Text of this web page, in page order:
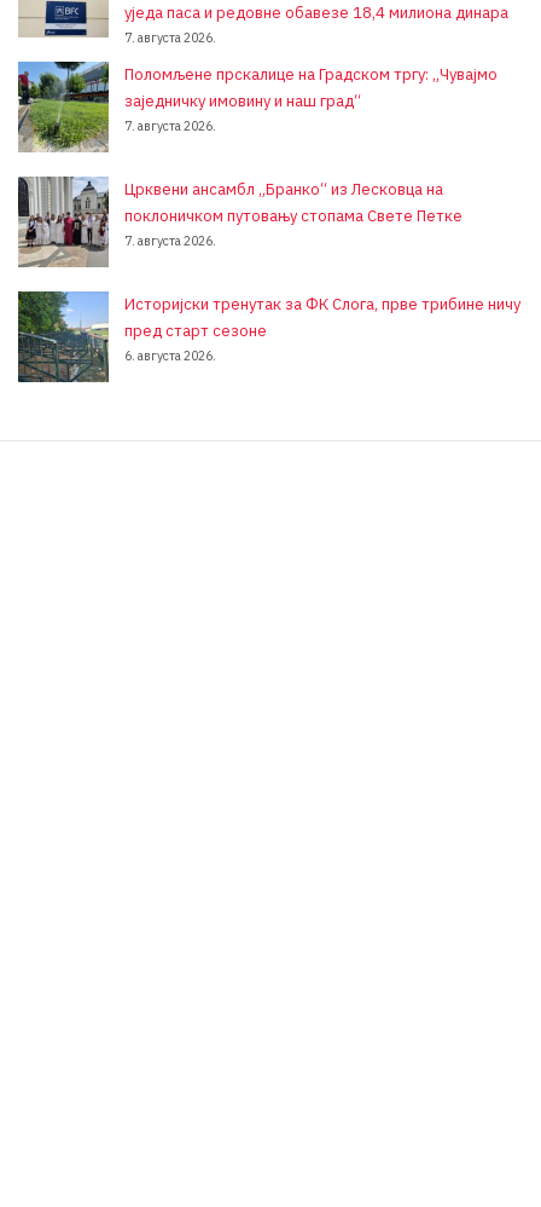
уједа паса и редовне обавезе 18,4 милиона динара
7. августа 2026.
Поломљене прскалице на Градском тргу: „Чувајмо
заједничку имовину и наш град“
7. августа 2026.
Црквени ансамбл „Бранко“ из Лесковца на
поклоничком путовању стопама Свете Петке
7. августа 2026.
Историјски тренутак за ФК Слога, прве трибине ничу
пред старт сезоне
6. августа 2026.